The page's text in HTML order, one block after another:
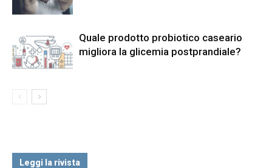
Quale prodotto probiotico caseario
migliora la glicemia postprandiale?
Leggi la rivista